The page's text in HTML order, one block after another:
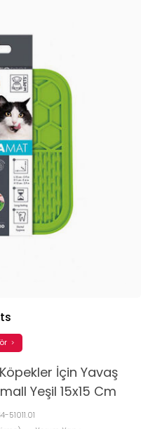
İçin Yavaş
Yeşil 15x15 Cm
51011.01